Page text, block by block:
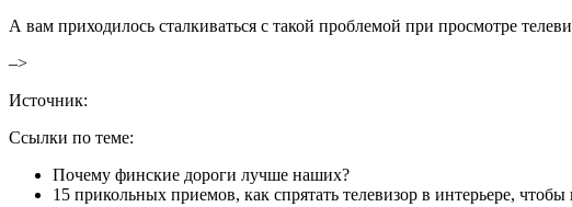
А вам приходилось сталкиваться с такой проблемой при просмотре
–>
Источник:
Ссылки по теме:
Почему финские дороги лучше наших?
15 прикольных приемов, как спрятать телевизор в интерьере,